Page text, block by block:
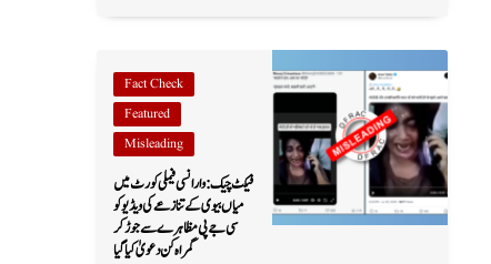
Fact Check
Featured
Misleading
فیکٹ چیک: وارانسی فیملی کورٹ میں
میاں بیوی کے تنازعے کی ویڈیو کو
سی جے پی مظاہرے سے جوڑ کر
گمراہ کن دعویٰ کیا گیا